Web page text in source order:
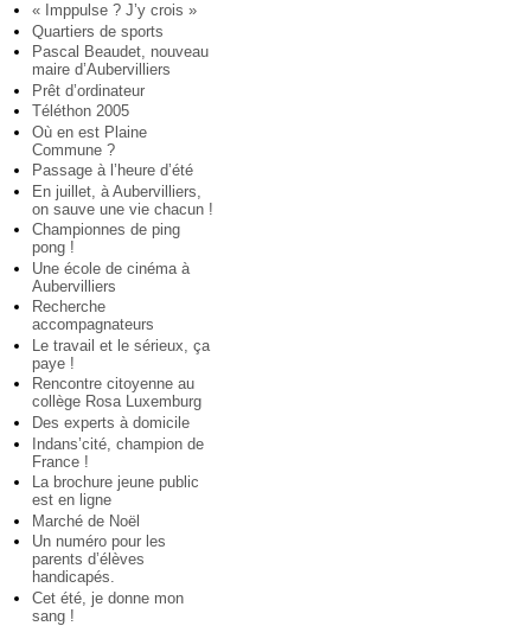
« Imppulse ? J’y crois »
Quartiers de sports
Pascal Beaudet, nouveau
maire d’Aubervilliers
Prêt d’ordinateur
Téléthon 2005
Où en est Plaine
Commune ?
Passage à l’heure d’été
En juillet, à Aubervilliers,
on sauve une vie chacun !
Championnes de ping
pong !
Une école de cinéma à
Aubervilliers
Recherche
accompagnateurs
Le travail et le sérieux, ça
paye !
Rencontre citoyenne au
collège Rosa Luxemburg
Des experts à domicile
Indans’cité, champion de
France !
La brochure jeune public
est en ligne
Marché de Noël
Un numéro pour les
parents d’élèves
handicapés.
Cet été, je donne mon
sang !